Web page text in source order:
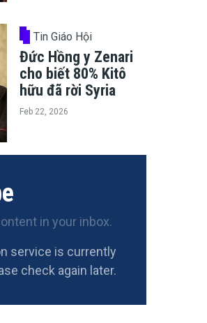
Tin Giáo Hội
Đức Hồng y Zenari
cho biết 80% Kitô
hữu đã rời Syria
Feb 22, 2026
in your inbox.
service is currently
check again later.